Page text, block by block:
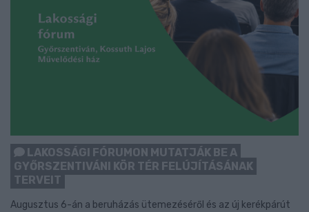
LAKOSSÁGI FÓRUMON MUTATJÁK BE A
GYŐRSZENTIVÁNI KÖR TÉR FELÚJÍTÁSÁNAK
TERVEIT
Augusztus 6-án a beruházás ütemezéséről és az új kerékpárút